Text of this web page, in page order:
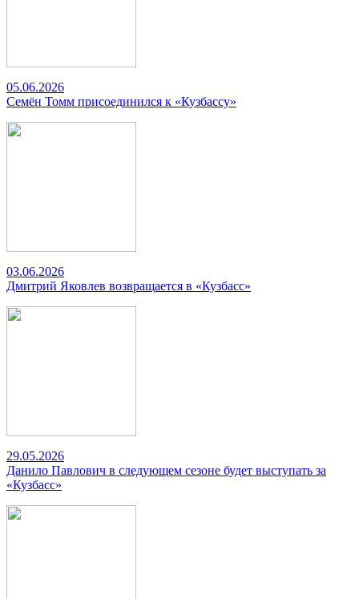
05.06.2026
Семён Томм присоединился к «Кузбассу»
03.06.2026
Дмитрий Яковлев возвращается в «Кузбасс»
29.05.2026
Данило Павлович в следующем сезоне будет выступать за
«Кузбасс»